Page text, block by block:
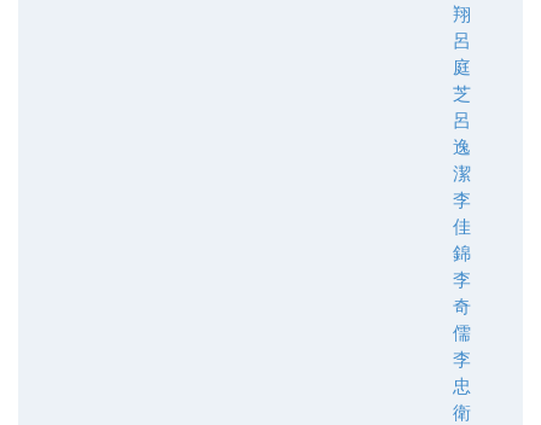
翔
呂
庭
芝
呂
逸
潔
李
佳
錦
李
奇
儒
李
忠
衛